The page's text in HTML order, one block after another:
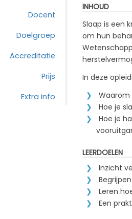
Docent
Doelgroep
Accreditatie
Prijs
Extra info
INHOUD
Slaap is een
om hun
In deze
Waarom
Hoe je
Hoe je
LEERDOELEN
Inzicht
Leren
Een